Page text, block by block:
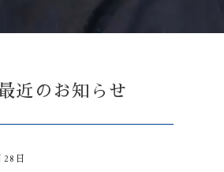
近のお知らせ
日